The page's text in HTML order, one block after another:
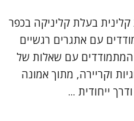
קלינית בעלת קליניקה בכפר
עם אתגרים רגשיים
המתמודדים עם שאלות של
וקריירה, מתוך אמונה
ייחודית ...